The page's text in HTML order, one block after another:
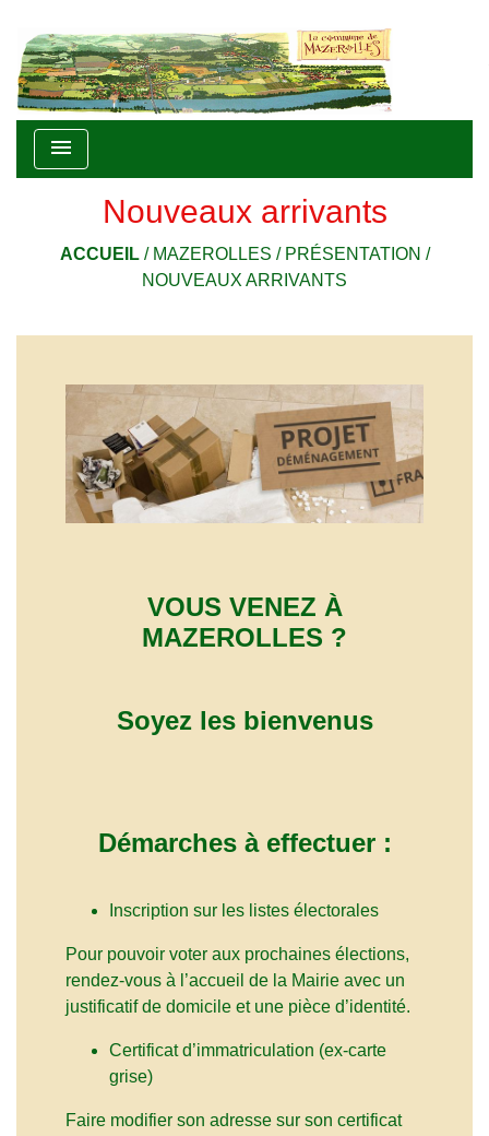
menu
Nouveaux arrivants
ACCUEIL/ MAZEROLLES / PRÉSENTATION /
NOUVEAUX ARRIVANTS
VOUS VENEZ À
MAZEROLLES ?
Soyez les bienvenus
Démarches à effectuer :
Inscription sur les listes électorales
Pour pouvoir voter aux prochaines élections,
rendez-vous à l’accueil de la Mairie avec un
justificatif de domicile et une pièce d’identité.
Certificat d’immatriculation (ex-carte
grise)
Faire modifier son adresse sur son certificat